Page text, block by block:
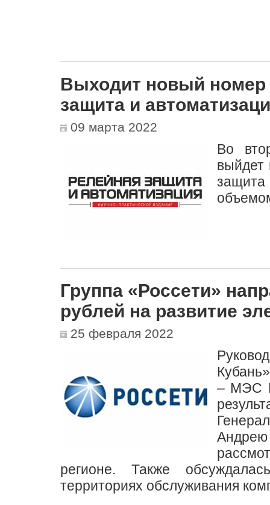
Выходит новый номер
защита и
09 марта 2022
Во
выйдет
Группа «Россети»
рублей на развитие
25 февраля 2022
– МЭС
регионе. Также
территориях обслуживания